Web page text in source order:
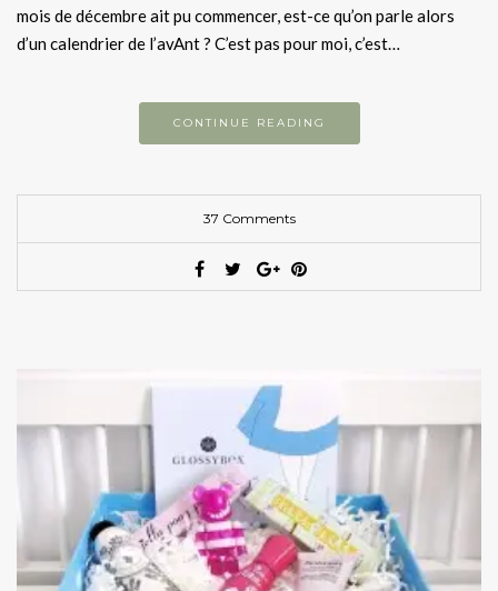
mois de décembre ait pu commencer, est-ce qu’on parle alors
d’un calendrier de l’avAnt ? C’est pas pour moi, c’est…
CONTINUE READING
37 Comments